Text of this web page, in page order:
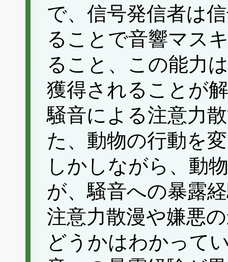
で、信号発信者は
ることで音響マス
ること、この能力
獲得されることが
騒音による注意力
た、動物の行動を
しかしながら、動
が、騒音への暴露
注意力散漫や嫌悪
どうかはわかって